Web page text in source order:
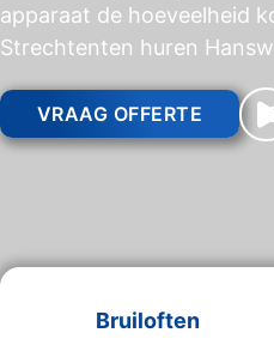
apparaat de hoeveelheid
Strechtenten huren
VRAAG OFFERTE
Bruiloften